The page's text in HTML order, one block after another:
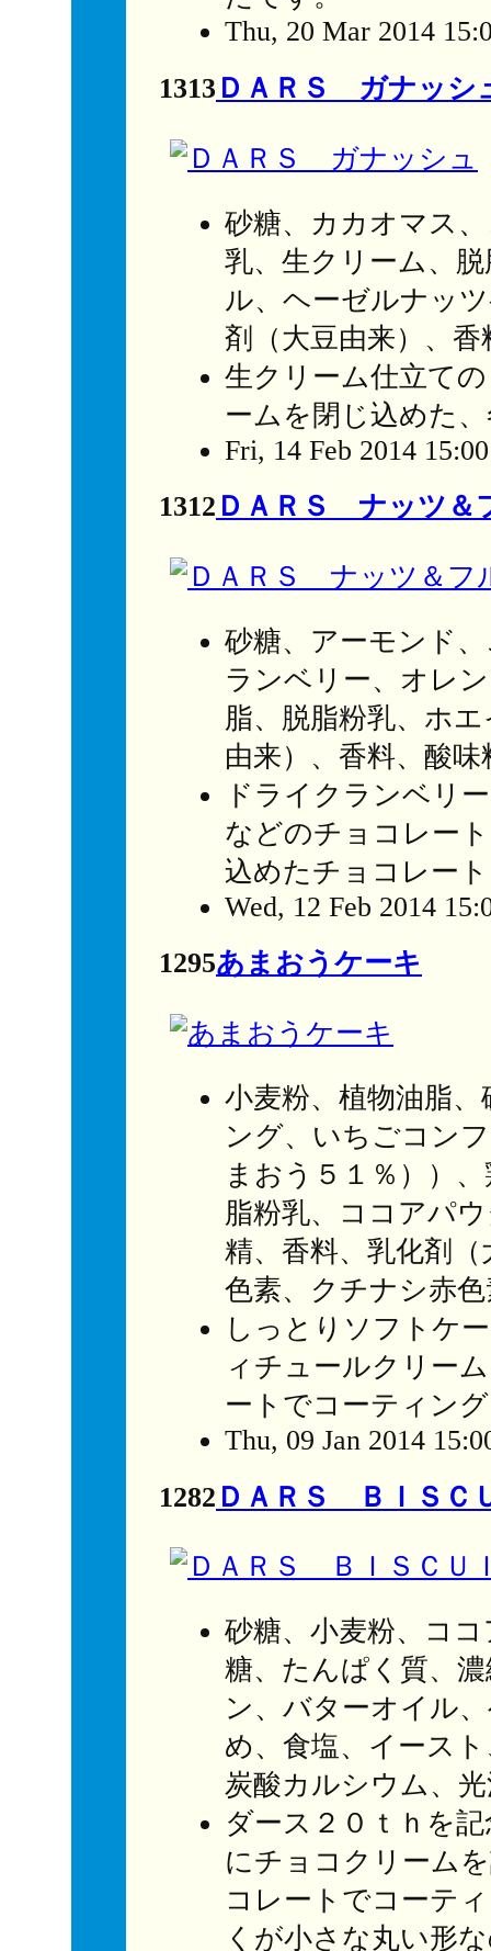
Thu, 20 Mar 2014
1313 ＤＡＲＳ ガナッシ
砂糖、カカオマス
乳、生クリーム、
ル、ヘーゼルナッ
剤（大豆由来）、香
生クリーム仕立て
ームを閉じ込めた
Fri, 14 Feb 2014
1312 ＤＡＲＳ ナッツ＆
砂糖、アーモンド
ランベリー、オレ
脂、脱脂粉乳、ホ
由来）、香料、酸味
ドライクランベリ
などのチョコレー
込めたチョコレー
Wed, 12 Feb 2014
1295あまおうケーキ
小麦粉、植物油脂
ング、いちごコン
まおう５１％））
脂粉乳、ココアパ
精、香料、乳化剤
色素、クチナシ赤
しっとりソフトケ
ィチュールクリー
ートでコーティン
Thu, 09 Jan 2014
1282 ＤＡＲＳ ＢＩＳＣ
砂糖、小麦粉、コ
糖、たんぱく質、
ン、バターオイル
め、食塩、イース
炭酸カルシウム、
ダース２０ｔｈを
にチョコクリーム
コレートでコーテ
くが小さな丸い形